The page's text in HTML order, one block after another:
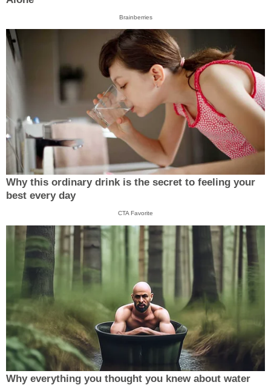
Brainberries
Why this ordinary drink is the secret to feeling your
best every day
CTA Favorite
Why everything you thought you knew about water